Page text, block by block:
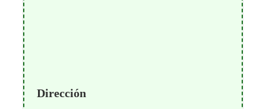
Dirección